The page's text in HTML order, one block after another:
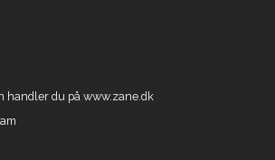
handler du på www.zane.dk